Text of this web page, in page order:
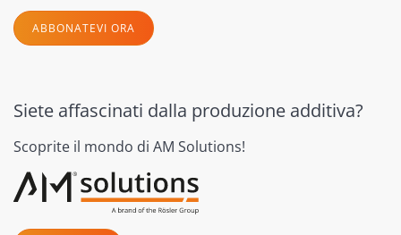
ABBONATEVI ORA
Siete affascinati dalla produzione additiva?
Scoprite il mondo di AM Solutions!